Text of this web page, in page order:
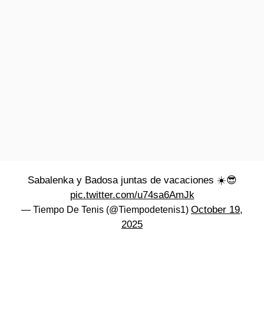
Sabalenka y Badosa juntas de vacaciones ☀️😎
pic.twitter.com/u74sa6AmJk
— Tiempo De Tenis (@Tiempodetenis1) October 19,
2025